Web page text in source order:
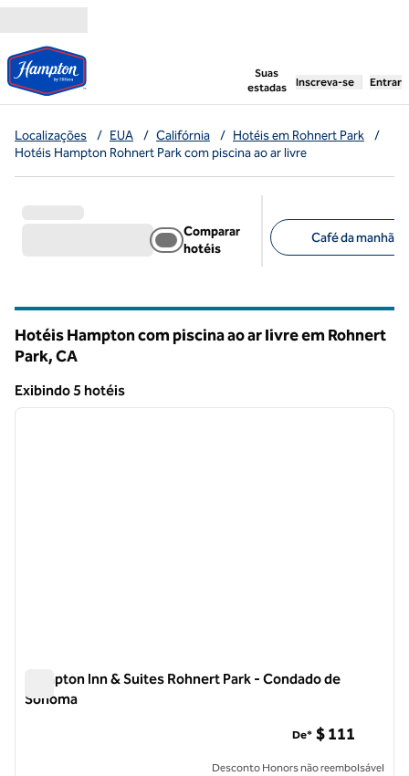
Suas
estadas
, abre uma nova
Inscreva-se Entrar
Localizações / EUA / Califórnia / Hotéis em Rohnert Park
/
Hotéis Hampton Rohnert Park com piscina ao ar livre
Comparar
hotéis
Café da manhã
Hotéis Hampton com piscina ao ar livre em Rohnert
Park,CA
Exibindo 5 hotéis
Exibindo 5 hotéis
1 de 12
Hampton Inn & Suites Rohnert Park - Condado de
Sonoma
De* $ 111
Desconto Honors não reembolsável